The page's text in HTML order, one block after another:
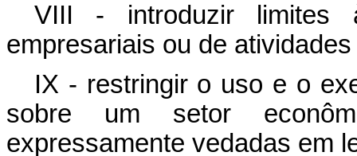
VIII - introduzir limites
empresariais ou de
IX - restringir o uso e o
sobre um setor
expressamente vedadas em